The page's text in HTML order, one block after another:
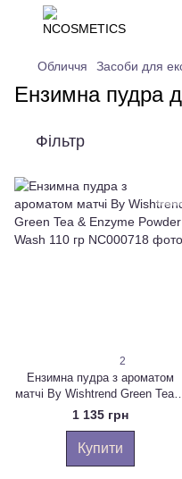
Обличчя Засоби для
Ензимна пудра
Фільтр
2
Ензимна пудра з ароматом
матчі By Wishtrend Green Tea
Enzyme Powder Wash 110 гр
1 135 грн
Купити